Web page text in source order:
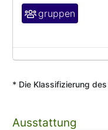
gruppen
* Die Klassifizierung
Ausstattung